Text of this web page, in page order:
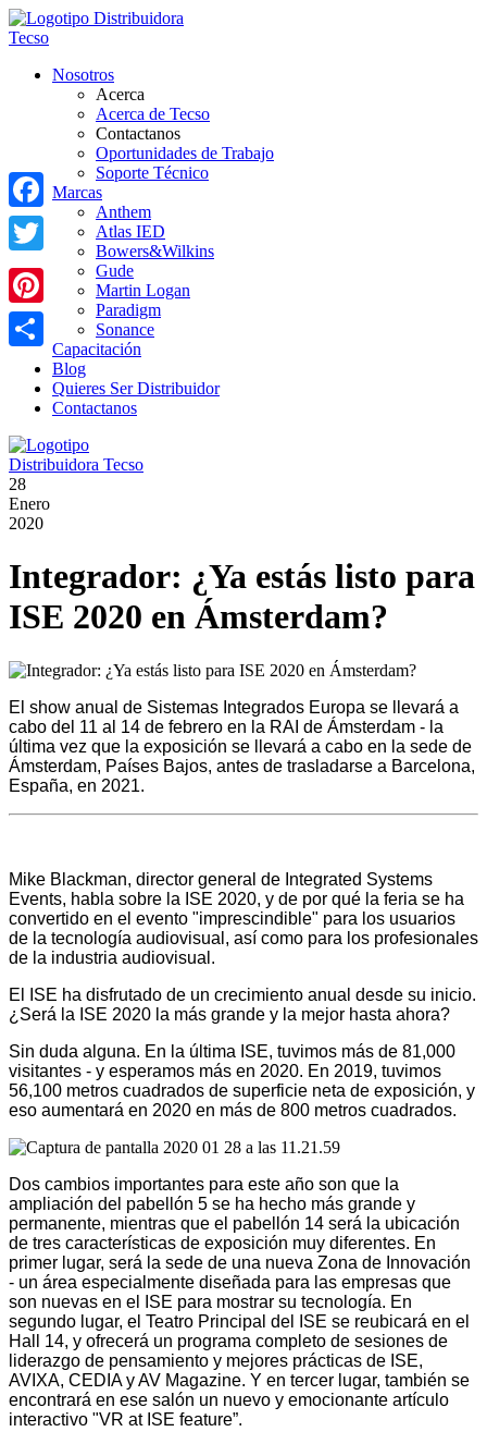
Nosotros
Acerca
Acerca de Tecso
Contactanos
Oportunidades de Trabajo
Soporte Técnico
Marcas
Anthem
Atlas IED
Bowers&Wilkins
Gude
Martin Logan
Paradigm
Sonance
Capacitación
Blog
Quieres Ser Distribuidor
Contactanos
28
Enero
2020
Integrador: ¿Ya estás listo para
ISE 2020 en Ámsterdam?
El show anual de Sistemas Integrados Europa se llevará a
cabo del 11 al 14 de febrero en la RAI de Ámsterdam - la
última vez que la exposición se llevará a cabo en la sede de
Ámsterdam, Países Bajos, antes de trasladarse a Barcelona,
España, en 2021.
Mike Blackman, director general de Integrated Systems
Events, habla sobre la ISE 2020, y de por qué la feria se ha
convertido en el evento "imprescindible" para los usuarios
de la tecnología audiovisual, así como para los profesionales
de la industria audiovisual.
El ISE ha disfrutado de un crecimiento anual desde su inicio.
¿Será la ISE 2020 la más grande y la mejor hasta ahora?
Sin duda alguna. En la última ISE, tuvimos más de 81,000
visitantes - y esperamos más en 2020. En 2019, tuvimos
56,100 metros cuadrados de superficie neta de exposición, y
eso aumentará en 2020 en más de 800 metros cuadrados.
Dos cambios importantes para este año son que la
ampliación del pabellón 5 se ha hecho más grande y
permanente, mientras que el pabellón 14 será la ubicación
de tres características de exposición muy diferentes. En
primer lugar, será la sede de una nueva Zona de Innovación
- un área especialmente diseñada para las empresas que
son nuevas en el ISE para mostrar su tecnología. En
segundo lugar, el Teatro Principal del ISE se reubicará en el
Hall 14, y ofrecerá un programa completo de sesiones de
liderazgo de pensamiento y mejores prácticas de ISE,
AVIXA, CEDIA y AV Magazine. Y en tercer lugar, también se
encontrará en ese salón un nuevo y emocionante artículo
interactivo "VR at ISE feature”.
Facebook
Twitter
Pinterest
Share